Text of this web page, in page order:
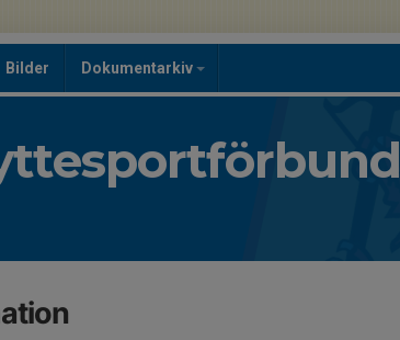
Bilder Dokumentarkiv